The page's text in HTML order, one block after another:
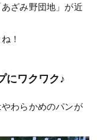
ざみ野団地」が近
！
にワクワク♪
わらかめのパンが